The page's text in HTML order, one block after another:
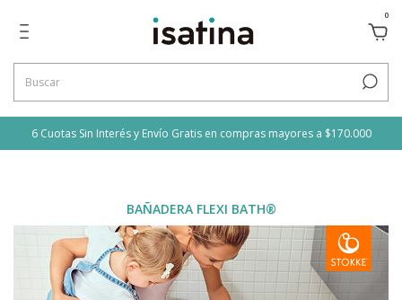
0
6 Cuotas Sin Interés y Envío Gratis en compras mayores a $170.000
BAÑADERA FLEXI BATH®